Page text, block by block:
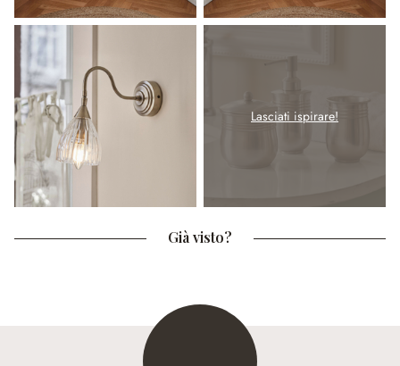
Lasciati ispirare!
Già visto?